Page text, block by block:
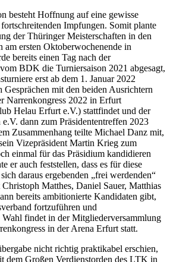
besteht Hoffnung auf eine gewisse
Impfungen. Somit plante
der Thüringer Meisterschaften in den
am ersten Oktoberwochenende in
bereits einen Tag nach der
BDK die Turniersaison 2021 abgesagt,
erst ab dem 1. Januar 2022
Gesprächen mit den beiden Ausrichtern
Narrenkongress 2022 in Erfurt
Helau Erfurt e.V.) stattfindet und der
dann zum Präsidententreffen 2023
Zusammenhang teilte Michael Danz mit,
Vizepräsident Martin Krieg zum
einmal für das Präsidium kandidieren
er auch feststellen, dass es für diese
daraus ergebenden „frei werdenden“
Matthes, Daniel Sauer, Matthias
bereits ambitionierte Kandidaten gibt,
fortzuführen und
findet in der Mitgliederversammlung
in der Arena Erfurt statt.
nicht richtig praktikabel erschien,
dem Großen Verdienstorden des LTK in